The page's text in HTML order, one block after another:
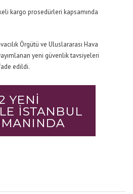
kargo prosedürleri kapsamında
Örgütü ve Uluslararası Hava
yeni güvenlik tavsiyeleri
edildi.